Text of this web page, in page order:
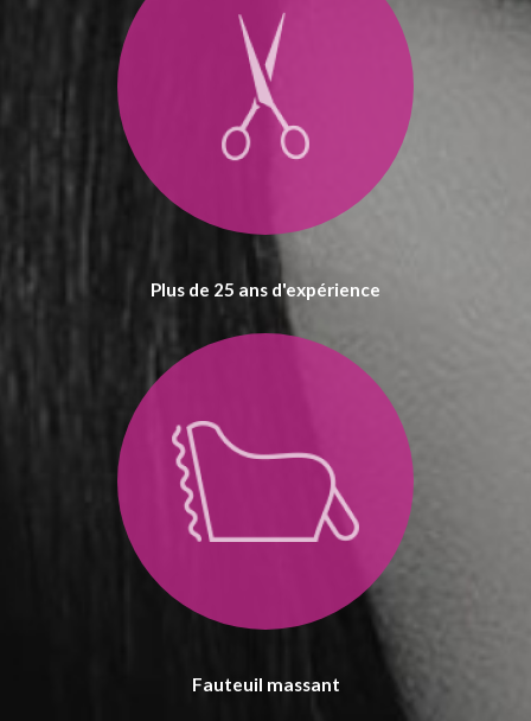
Plus de 25 ans d'expérience
Fauteuil massant